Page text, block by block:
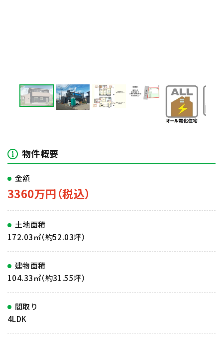
物件概要
金額
3360万円（税込）
土地面積
172.03㎡（約52.03坪）
建物面積
104.33㎡（約31.55坪）
間取り
4LDK